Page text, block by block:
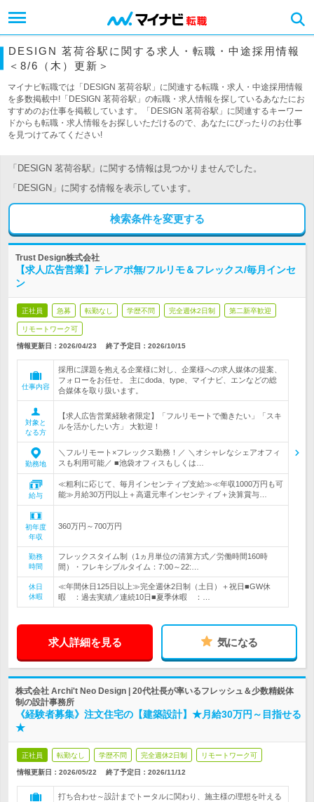
DESIGN 茗荷谷駅に関する求人・転職・中途採用情報
＜8/6（木）更新＞
マイナビ転職では「DESIGN 茗荷谷駅」に関連する転職・求人・中途採用情報
を多数掲載中!「DESIGN 茗荷谷駅」の転職・求人情報を探しているあなたにお
すすめのお仕事を掲載しています。「DESIGN 茗荷谷駅」に関連するキーワー
ドからも転職・求人情報をお探しいただけるので、あなたにぴったりのお仕事
を見つけてみてください!
「DESIGN 茗荷谷駅」に関する情報は見つかりませんでした。
「DESIGN」に関する情報を表示しています。
検索条件を変更する
Trust Design株式会社
【求人広告営業】テレアポ無/フルリモ＆フレックス/毎月インセ
ン
正社員 急募 転勤なし 学歴不問 完全週休2日制 第二新卒歓迎
リモートワーク可
情報更新日：2026/04/23 終了予定日： 2026/10/15
仕事内容
採用に課題を抱える企業様に対し、企業様への求人媒体の提案、
フォローをお任せ。 主にdoda、type、マイナビ、エンなどの総
合媒体を取り扱います。
対象と
なる方
【求人広告営業経験者限定】「フルリモートで働きたい」「スキ
ルを活かしたい方」 大歓迎！
勤務地
＼フルリモート×フレックス勤務！／ ＼オシャレなシェアオフィ
スも利用可能／ ■池袋オフィスもしくは…
給与
≪粗利に応じて、毎月インセンティブ支給≫≪年収1000万円も可
能≫月給30万円以上＋高還元率インセンティブ＋決算賞与…
初年度
年収
360万円～700万円
勤務
時間
フレックスタイム制（1ヵ月単位の清算方式／労働時間160時
間）・フレキシブルタイム：7:00～22:…
休日
休暇
≪年間休日125日以上≫完全週休2日制（土日）＋祝日■GW休
暇 ：過去実績／連続10日■夏季休暇 ：…
求人詳細を見る 気になる
株式会社 Archi't Neo Design | 20代社長が率いるフレッシュ＆少数精鋭体
制の設計事務所
《経験者募集》注文住宅の【建築設計】★月給30万円～目指せる
★
正社員 転勤なし 学歴不問 完全週休2日制 リモートワーク可
情報更新日：2026/05/22 終了予定日： 2026/11/12
打ち合わせ～設計までトータルに関わり、施主様の理想を叶える